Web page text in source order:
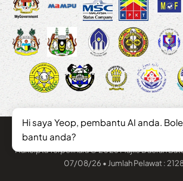
Hakcipta Terpelihara © 2026 Majlis Daerah Batu
07/08/26 • Jumlah Pelawat :
Hi saya Yeop, pembantu AI anda.
bantu anda?